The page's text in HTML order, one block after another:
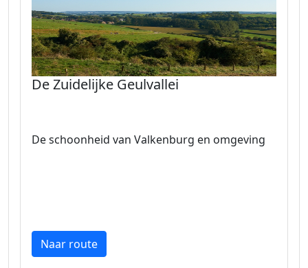
De Zuidelijke Geulvallei
De schoonheid van Valkenburg en omgeving
Naar route